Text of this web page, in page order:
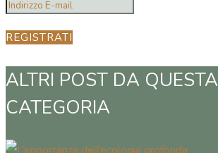
REGISTRATI
ALTRI POST DA QUESTA
CATEGORIA